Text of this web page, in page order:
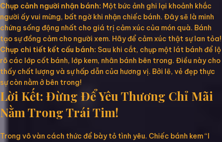
Chụp cảnh người nhận bánh: Một bức ảnh ghi lại khoảnh khắc
người ấy vui mừng, bất ngờ khi nhận chiếc bánh. Đây sẽ là minh
chứng sống động nhất cho giá trị cảm xúc của món quà. Bánh
tạo sự đồng cảm cho người xem. Hãy để cảm xúc thật sự lan tỏa!
Chụp chi tiết kết cấu bánh: Sau khi cắt, chụp một lát bánh để lộ
rõ các lớp cốt bánh, lớp kem, nhân bánh bên trong. Điều này cho
thấy chất lượng và sự hấp dẫn của hương vị. Bởi lẽ, vẻ đẹp thực
sự còn nằm ở bên trong!
Lời Kết: Đừng Để Yêu Thương Chỉ Mãi
Nằm Trong Trái Tim!
Trong vô vàn cách thức để bày tỏ tình yêu. Chiếc bánh kem “I